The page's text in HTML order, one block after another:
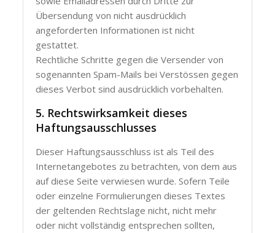
Übersendung von nicht ausdrücklich
angeforderten Informationen ist nicht
gestattet.
Rechtliche Schritte gegen die Versender von
sogenannten Spam-Mails bei Verstössen gegen
dieses Verbot sind ausdrücklich vorbehalten.
5. Rechtswirksamkeit dieses
Haftungsausschlusses
Dieser Haftungsausschluss ist als Teil des
Internetangebotes zu betrachten, von dem aus
auf diese Seite verwiesen wurde. Sofern Teile
oder einzelne Formulierungen dieses Textes
der geltenden Rechtslage nicht, nicht mehr
oder nicht vollständig entsprechen sollten,